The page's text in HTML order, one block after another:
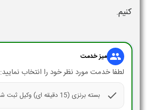
کنیم.
group میز خدمت
لطفا خدمت مورد نظر خود را انتخاب نمایید:
check بسته برنزی (15 دقیقه ای) وکیل ثبت شرکت دانش بنیان